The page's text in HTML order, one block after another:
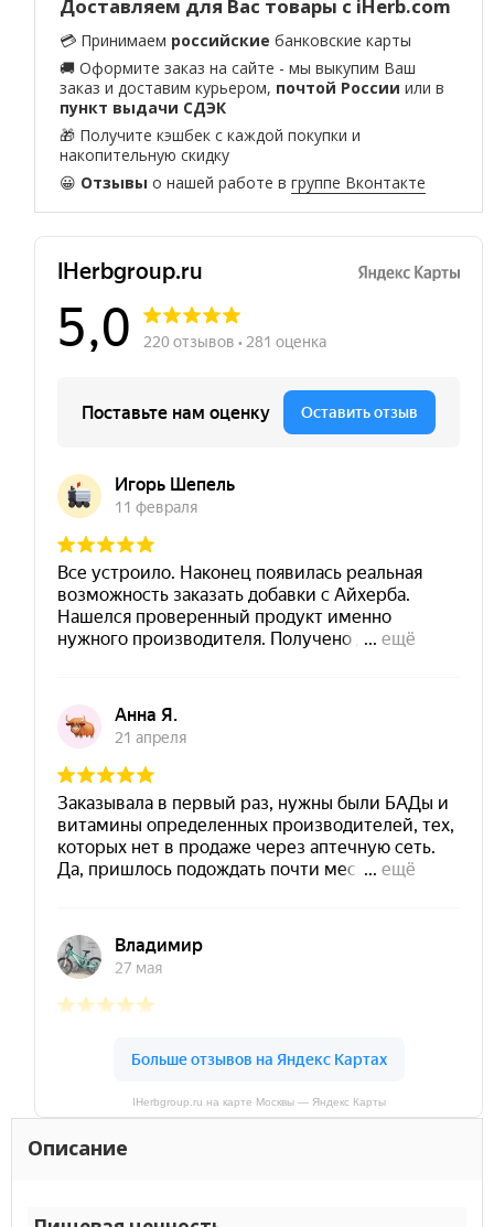
Доставляем для Вас товары с iHerb.com
💳 Принимаем российские банковские карты
🚚 Оформите заказ на сайте - мы выкупим Ваш
заказ и доставим курьером, почтой России или в
пункт выдачи СДЭК
🎁 Получите кэшбек с каждой покупки и
накопительную скидку
😀 Отзывы о нашей работе вгруппе Вконтакте
IHerbgroup.ru на карте Москвы — Яндекс Карты
Описание